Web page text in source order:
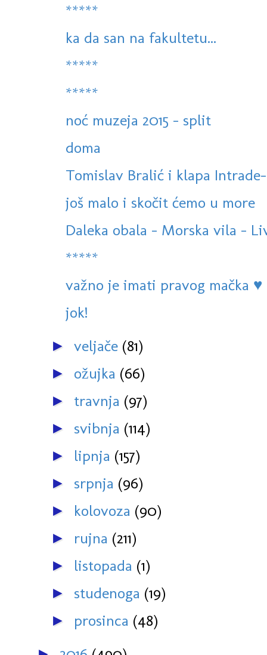
*****
ka da san na fakultetu...
*****
*****
noć muzeja 2015 - split
doma
Tomislav Bralić i klapa
još malo i skočit ćemo u more
Daleka obala - Morska vila -
*****
važno je imati pravog mačka ♥
jok!
► veljače (81)
► ožujka (66)
► travnja (97)
► svibnja (114)
► lipnja (157)
► srpnja (96)
► kolovoza (90)
► rujna (211)
► listopada (1)
► studenoga (19)
► prosinca (48)